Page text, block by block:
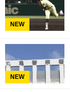
NEW
NEW